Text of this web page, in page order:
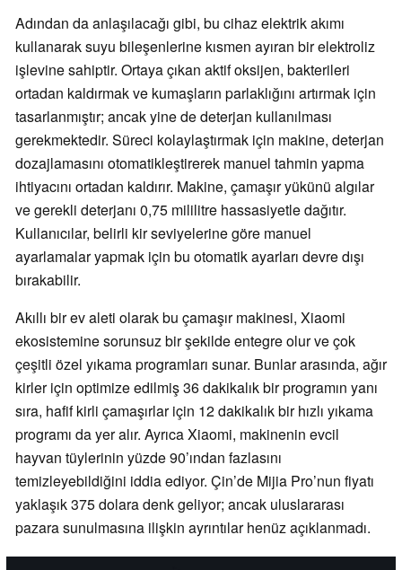
Adından da anlaşılacağı gibi, bu cihaz elektrik akımı
kullanarak suyu bileşenlerine kısmen ayıran bir elektroliz
işlevine sahiptir. Ortaya çıkan aktif oksijen, bakterileri
ortadan kaldırmak ve kumaşların parlaklığını artırmak için
tasarlanmıştır; ancak yine de deterjan kullanılması
gerekmektedir. Süreci kolaylaştırmak için makine, deterjan
dozajlamasını otomatikleştirerek manuel tahmin yapma
ihtiyacını ortadan kaldırır. Makine, çamaşır yükünü algılar
ve gerekli deterjanı 0,75 mililitre hassasiyetle dağıtır.
Kullanıcılar, belirli kir seviyelerine göre manuel
ayarlamalar yapmak için bu otomatik ayarları devre dışı
bırakabilir.
Akıllı bir ev aleti olarak bu çamaşır makinesi, Xiaomi
ekosistemine sorunsuz bir şekilde entegre olur ve çok
çeşitli özel yıkama programları sunar. Bunlar arasında, ağır
kirler için optimize edilmiş 36 dakikalık bir programın yanı
sıra, hafif kirli çamaşırlar için 12 dakikalık bir hızlı yıkama
programı da yer alır. Ayrıca Xiaomi, makinenin evcil
hayvan tüylerinin yüzde 90’ından fazlasını
temizleyebildiğini iddia ediyor. Çin’de Mijia Pro’nun fiyatı
yaklaşık 375 dolara denk geliyor; ancak uluslararası
pazara sunulmasına ilişkin ayrıntılar henüz açıklanmadı.